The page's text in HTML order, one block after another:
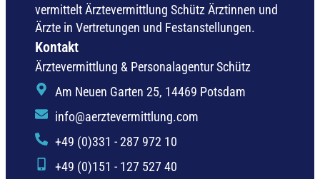
vermittelt Ärztevermittlung Schütz Ärztinnen und
Ärzte in Vertretungen und Festanstellungen.
Kontakt
Ärztevermittlung & Personalagentur Schütz
Am Neuen Garten 25, 14469 Potsdam
info@aerztevermittlung.com
+49 (0)331 - 287 972 10
+49 (0)151 - 127 527 40